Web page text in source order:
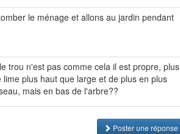
le ménage et allons au jardin pendant
trou n'est pas comme cela il est propre, plus
plus haut que large et de plus en plus
mais en bas de l'arbre??
Poster une réponse